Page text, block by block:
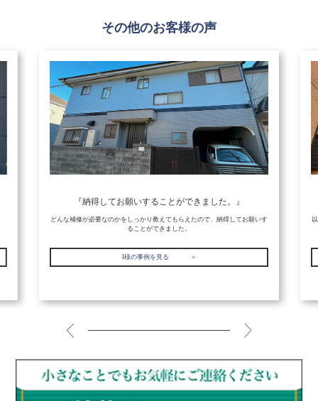
その他のお客様の声
『納得してお願いすることができました。』
どんな補修が必要なのかをしっかり教えてもらえたので、納得してお願いす
ることができました。
I様の事例を見る